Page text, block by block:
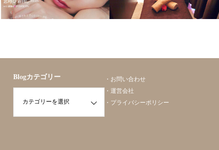
サロン情報
Blogカテゴリー ・ お問い合わせ
・ 運営会社
・ プライバシーポリシー